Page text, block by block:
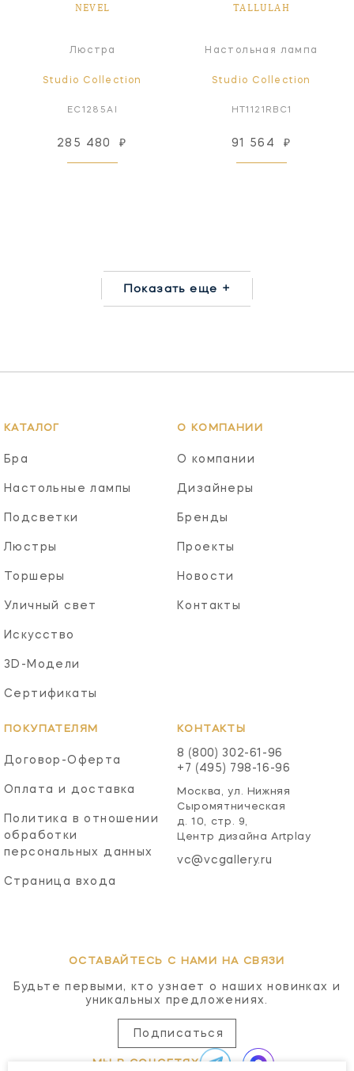
NEVEL
Люстра
Studio Collection
EC1285AI
285 480 ₽
TALLULAH
Настольная лампа
Studio Collection
HT1121RBC1
91 564 ₽
Показать еще +
КАТАЛОГ
Бра
Настольные лампы
Подсветки
Люстры
Торшеры
Уличный свет
Искусство
3D-Модели
Сертификаты
О КОМПАНИИ
О компании
Дизайнеры
Бренды
Проекты
Новости
Контакты
ПОКУПАТЕЛЯМ
Договор-Оферта
Оплата и доставка
Политика в отношении
обработки
персональных данных
Страница входа
КОНТАКТЫ
8 (800) 302-61-96
+7 (495) 798-16-96
Москва, ул. Нижняя
Сыромятническая
д. 10, стр. 9,
Центр дизайна Artplay
vc@vcgallery.ru
ОСТАВАЙТЕСЬ С НАМИ НА СВЯЗИ
Будьте первыми, кто узнает о наших новинках и
уникальных предложениях.
Подписаться
МЫ В СОЦСЕТЯХ